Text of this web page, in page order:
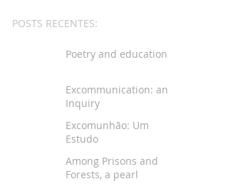
POSTS RECENTES:
Poetry and education
Excommunication: an
Inquiry
Excomunhão: Um
Estudo
Among Prisons and
Forests, a pearl